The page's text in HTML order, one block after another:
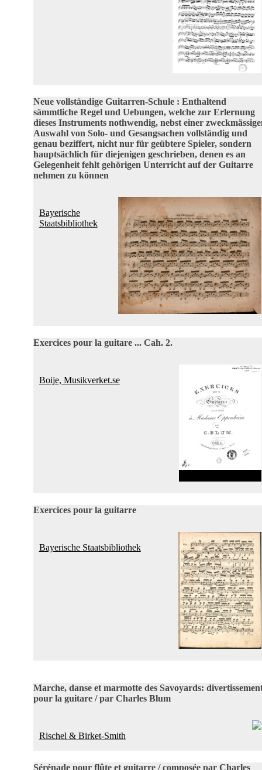
Neue vollständige Guitarren-Schule : Enthaltend
sämmtliche Regel und Uebungen, welche zur Erlernung
dieses Instruments nothwendig, nebst einer
Auswahl von Solo- und Gesangsachen vollständig und
genau beziffert, nicht nur für geübtere Spieler, sondern
hauptsächlich für diejenigen geschrieben, denen es an
Gelegenheit fehlt gehörigen Unterricht auf der Guitarre
nehmen zu können
Bayerische
Staatsbibliothek
Exercices pour la guitare ... Cah. 2.
Boije, Musikverket.se
Exercices pour la guitarre
Bayerische Staatsbibliothek
Marche, danse et marmotte des Savoyards:
pour la guitare / par Charles Blum
Rischel & Birket-Smith
Sérénade pour flûte et guitarre / composée par Charles